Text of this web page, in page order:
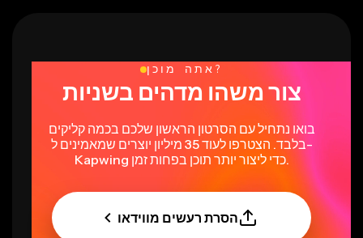
אתה מוכן?
צור משהו מדהים בשניות
בואו נתחיל עם הסרטון הראשון שלכם בכמה קליקים
בלבד. הצטרפו לעוד 35 מיליון יוצרים שמאמינים ל-
Kapwing כדי ליצור יותר תוכן בפחות זמן.
הסרת רעשים מווידאו